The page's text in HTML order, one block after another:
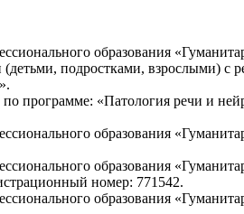
образования
подростками, взрослыми)
«Патология речи и
образования
образования
номер: 771542.
образования